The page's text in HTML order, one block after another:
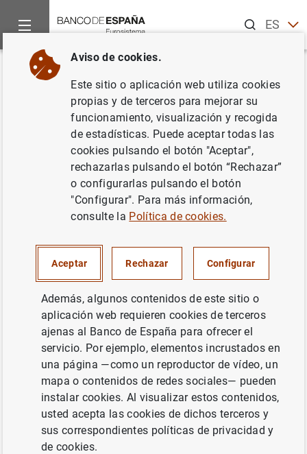
ESEN
Inicio Noticias y eventos
Volver
El Banco de España publica la
Memoria de Supervisión 2020
BANCO DE ESPAÑA
SISTEMA MONETARIO Y FINANCIERO
SUPERVISIÓN PRUDENCIAL, MUS
El Banco de España publica la Memoria de
Supervisión 2020 (142KB)
Siguiente
La deuda de las Administrac...
Aviso de cookies.
Este sitio o aplicación web utiliza cookies
propias y de terceros para mejorar su
funcionamiento, visualización y recogida
de estadísticas. Puede aceptar todas las
cookies pulsando el botón "Aceptar",
rechazarlas pulsando el botón “Rechazar”
o configurarlas pulsando el botón
"Configurar". Para más información,
consulte la Política de cookies.
Aceptar Rechazar Configurar
Además, algunos contenidos de este sitio o
aplicación web requieren cookies de terceros
ajenas al Banco de España para ofrecer el
servicio. Por ejemplo, elementos incrustados en
una página —como un reproductor de vídeo, un
mapa o contenidos de redes sociales— pueden
instalar cookies. Al visualizar estos contenidos,
usted acepta las cookies de dichos terceros y
sus correspondientes políticas de privacidad y
de cookies.